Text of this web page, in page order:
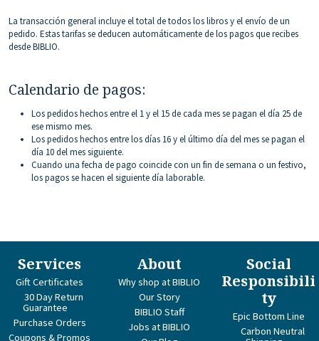
La transacción general incluye el total de todos los libros y el envío de un
pedido. Estas tarifas se deducen automáticamente de los pagos que recibes
desde BIBLIO.
Calendario de pagos:
Los pedidos hechos entre el 1 y el 15 de cada mes se pagan el día 25 de
ese mismo mes.
Los pedidos hechos entre los días 16 y el último día del mes se pagan el
día 10 del mes siguiente.
Cuando una fecha de pago coincide con un fin de semana o un festivo,
los pagos se hacen el siguiente día laborable.
Services
Gift Certificates
30 Day Return
Guarantee
Purchase Orders
Coupons & Promos
About
Why shop at BIBLIO
Our Story
BIBLIO Staff
Jobs at BIBLIO
Social
Responsibili
ty
Epic Bottom Line
Carbon Neutral